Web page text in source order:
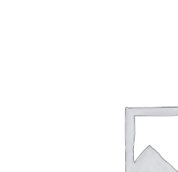
LAPIZ DE LABIOS